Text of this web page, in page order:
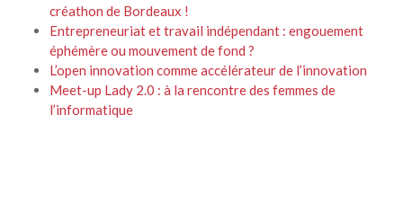
créathon de Bordeaux !
Entrepreneuriat et travail indépendant : engouement
éphémère ou mouvement de fond ?
L’open innovation comme accélérateur de l’innovation
Meet-up Lady 2.0 : à la rencontre des femmes de
l’informatique